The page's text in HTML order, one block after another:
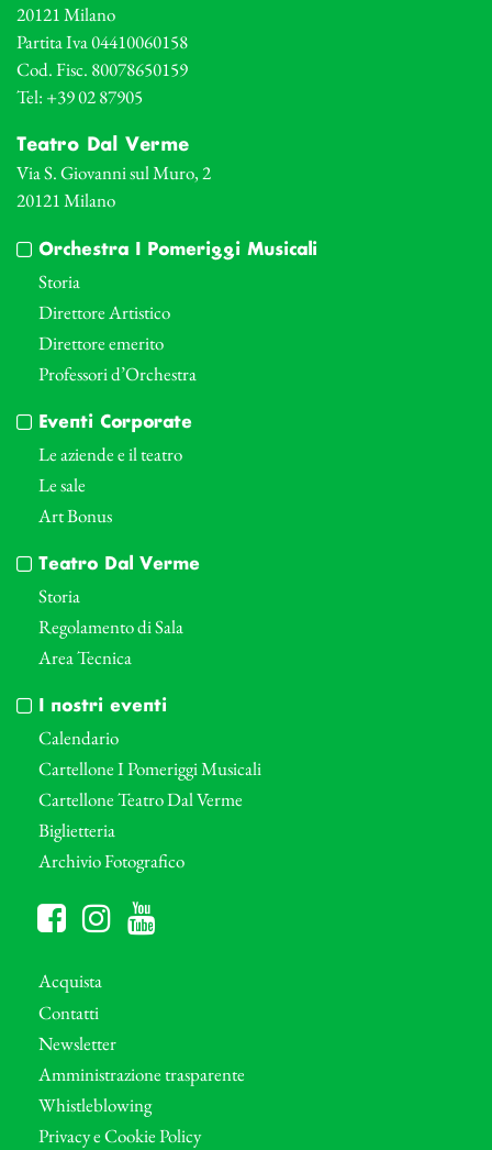
20121 Milano
Partita Iva 04410060158
Cod. Fisc. 80078650159
Tel: +39 02 87905
Teatro Dal Verme
Via S. Giovanni sul Muro, 2
20121 Milano
Orchestra I Pomeriggi Musicali
Storia
Direttore Artistico
Direttore emerito
Professori d’Orchestra
Eventi Corporate
Le aziende e il teatro
Le sale
Art Bonus
Teatro Dal Verme
Storia
Regolamento di Sala
Area Tecnica
I nostri eventi
Calendario
Cartellone I Pomeriggi Musicali
Cartellone Teatro Dal Verme
Biglietteria
Archivio Fotografico
Acquista
Contatti
Newsletter
Amministrazione trasparente
Whistleblowing
Privacy e Cookie Policy